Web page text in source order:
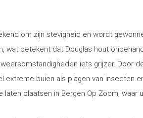
om zijn stevigheid en wordt
wat betekent dat Douglas hout
iets grijzer. Door
extreme buien als plagen van insecten
plaatsen in Bergen Op Zoom, waar